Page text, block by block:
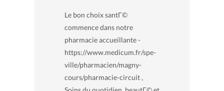
Le bon choix santГ©
commence dans notre
pharmacie accueillante -
https://www.medicum.fr/spe-
ville/pharmacien/magny-
cours/pharmacie-circuit ,